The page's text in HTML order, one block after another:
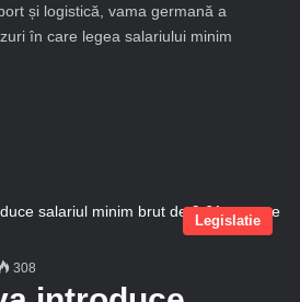
și logistică, vama germană a
în care legea salariului minim
Legislatie
308